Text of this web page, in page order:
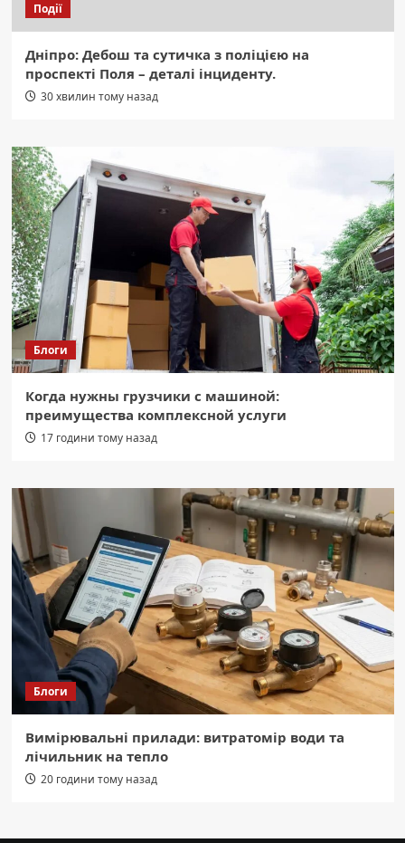
Події
Дніпро: Дебош та сутичка з поліцією на
проспекті Поля – деталі інциденту.
30 хвилин тому назад
Блоги
Когда нужны грузчики с машиной:
преимущества комплексной услуги
17 години тому назад
Блоги
Вимірювальні прилади: витратомір води та
лічильник на тепло
20 години тому назад